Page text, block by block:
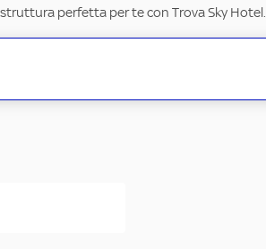
struttura perfetta per te con Trova Sky Hotel.